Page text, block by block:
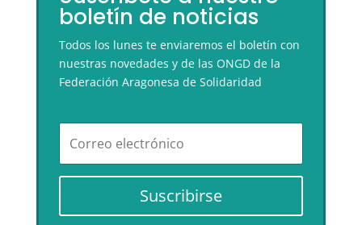
boletín de noticias
Todos los lunes te enviaremos el boletín con
nuestras novedades y de las ONGD de la
Federación Aragonesa de Solidaridad
Suscribirse